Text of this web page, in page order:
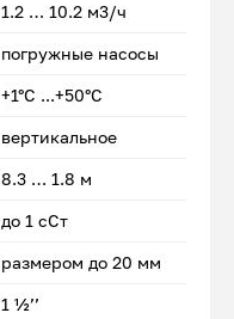
1.2 … 10.2 м3/ч
погружные насосы
+1°С ...+50°С
вертикальное
8.3 … 1.8 м
до 1 сСт
размером до 20 мм
1 ½’’